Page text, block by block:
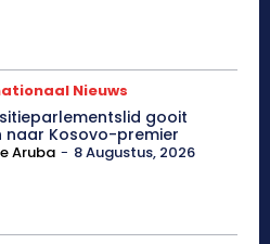
Nieuws
gooit
naar Kosovo-premier
Aruba - 8 Augustus, 2026